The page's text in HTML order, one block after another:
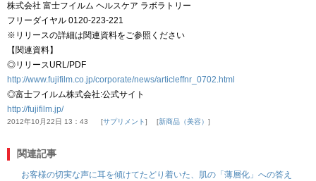
株式会社 富士フイルム ヘルスケア ラボラトリー
フリーダイヤル 0120-223-221
※リリースの詳細は関連資料をご参照ください
【関連資料】
◎リリースURL/PDF
http://www.fujifilm.co.jp/corporate/news/articleffnr_0702.html
◎富士フイルム株式会社:公式サイト
http://fujifilm.jp/
2012年10月22日 13：43 サプリメント 新商品（美容）
関連記事
お客様の切実な声に耳を傾けてたどり着いた、肌の「薄層化」への答え